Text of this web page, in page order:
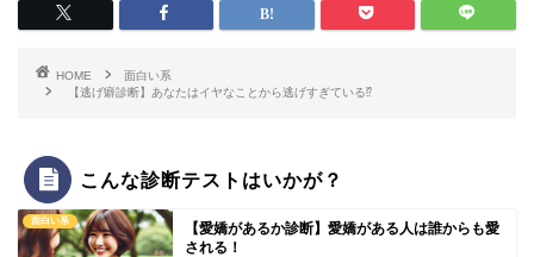
HOME
面白い系
【逃げ癖診断】あなたはイヤなことから逃げすぎている⁉
こんな診断テストはいかが？
面白い系
【愛嬌があるか診断】愛嬌がある人は誰からも愛
される！